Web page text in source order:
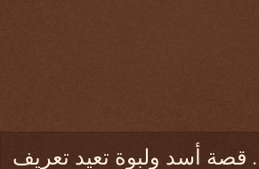
قصة أسد ولبوة تعيد تعريف